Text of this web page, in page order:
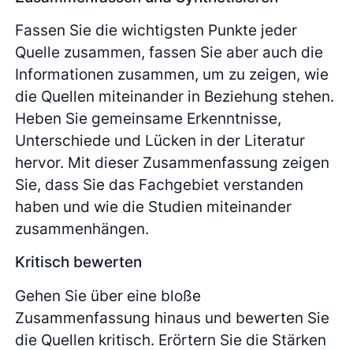
Fassen Sie die wichtigsten Punkte jeder
Quelle zusammen, fassen Sie aber auch die
Informationen zusammen, um zu zeigen, wie
die Quellen miteinander in Beziehung stehen.
Heben Sie gemeinsame Erkenntnisse,
Unterschiede und Lücken in der Literatur
hervor. Mit dieser Zusammenfassung zeigen
Sie, dass Sie das Fachgebiet verstanden
haben und wie die Studien miteinander
zusammenhängen.
Kritisch bewerten
Gehen Sie über eine bloße
Zusammenfassung hinaus und bewerten Sie
die Quellen kritisch. Erörtern Sie die Stärken